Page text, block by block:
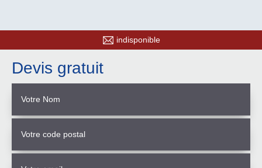
indisponible
Devis gratuit